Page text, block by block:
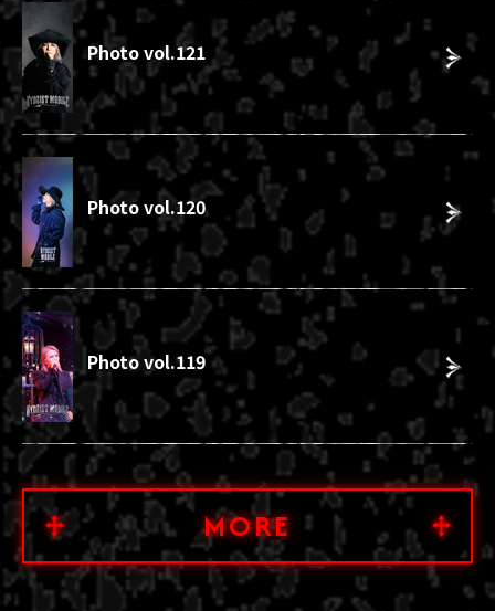
Photo vol.121
Photo vol.120
Photo vol.119
MORE